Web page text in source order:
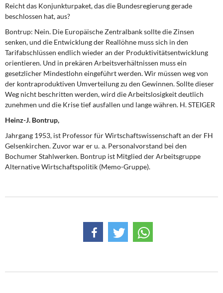
Reicht das Konjunkturpaket, das die Bundesregierung gerade
beschlossen hat, aus?
Bontrup: Nein. Die Europäische Zentralbank sollte die Zinsen
senken, und die Entwicklung der Reallöhne muss sich in den
Tarifabschlüssen endlich wieder an der Produktivitätsentwicklung
orientieren. Und in prekären Arbeitsverhältnissen muss ein
gesetzlicher Mindestlohn eingeführt werden. Wir müssen weg von
der kontraproduktiven Umverteilung zu den Gewinnen. Sollte dieser
Weg nicht beschritten werden, wird die Arbeitslosigkeit deutlich
zunehmen und die Krise tief ausfallen und lange währen. H. STEIGER
Heinz-J. Bontrup,
Jahrgang 1953, ist Professor für Wirtschaftswissenschaft an der FH
Gelsenkirchen. Zuvor war er u. a. Personalvorstand bei den
Bochumer Stahlwerken. Bontrup ist Mitglied der Arbeitsgruppe
Alternative Wirtschaftspolitik (Memo-Gruppe).